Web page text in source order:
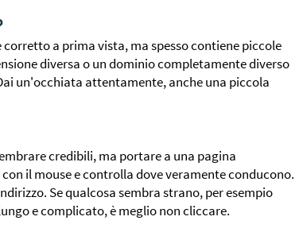
a prima vista, ma spesso contiene piccole
diversa o un dominio completamente diverso
un'occhiata attentamente, anche una piccola
credibili, ma portare a una pagina
il mouse e controlla dove veramente conducono.
Se qualcosa sembra strano, per esempio
e complicato, è meglio non cliccare.